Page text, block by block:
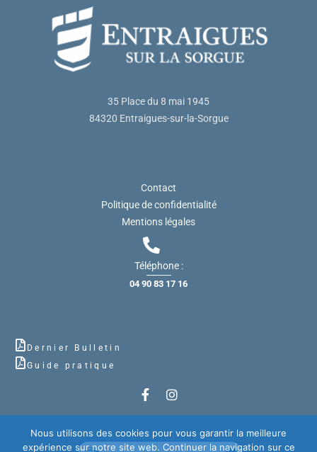
35 Place du 8 mai 1945
84320 Entraigues-sur-la-Sorgue
Contact
Politique de confidentialité
Mentions légales
Téléphone :
04 90 83 17 16
Dernier Bulletin
Guide pratique
Nous utilisons des cookies pour vous garantir la meilleure
expérience sur notre site web. Continuer la navigation sur ce